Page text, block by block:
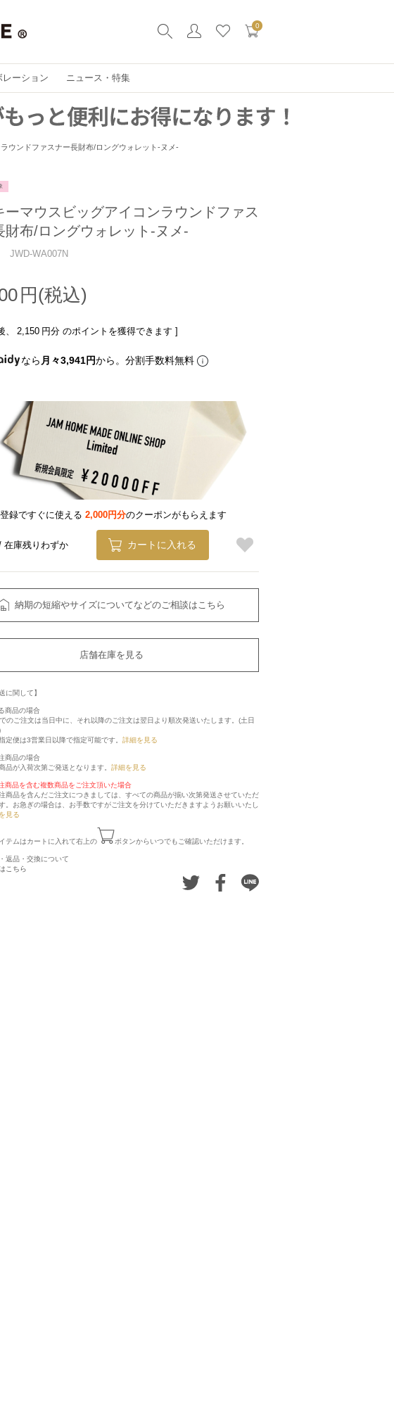
0
レーション ニュース・特集
ウンドファスナー長財布/ロングウォレット-ヌメ-
ーマウスビッグアイコンラウンドファス
財布/ロングウォレット-ヌメ-
JWD-WA007N
2,150 円分 のポイントを獲得できます ]
なら 月々3,941円から。分割手数料無料
録ですぐに使える 2,000円分のクーポンがもらえます
在庫残りわずか カートに入れる
納期の短縮やサイズについてなどのご相談はこちら
店舗在庫を見る
に関して】
商品の場合
のご注文は当日中に、それ以降のご注文は翌日より順次発送いたします。(土日
定便は3営業日以降で指定可能です。 詳細を見る
商品の場合
品が入荷次第ご発送となります。 詳細を見る
商品を含む複数商品をご注文頂いた場合
商品を含んだご注文につきましては、すべての商品が揃い次第発送させていただ
。お急ぎの場合は、お手数ですがご注文を分けていただきますようお願いいたし
見る
テムはカートに入れて右上の ボタンからいつでもご確認いただけます。
返品・交換について
こちら